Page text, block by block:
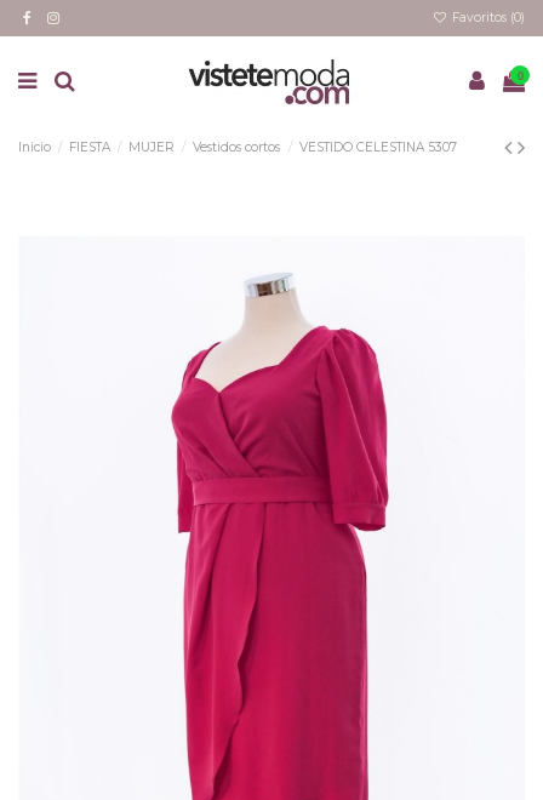
Favoritos (0)
0
Inicio FIESTA MUJER Vestidos cortos VESTIDO CELESTINA 5307